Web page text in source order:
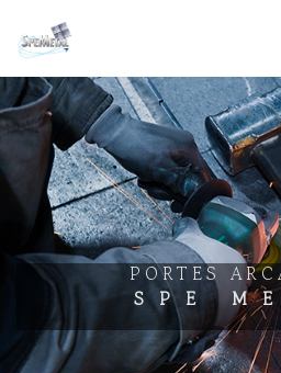
PORTES
SPE